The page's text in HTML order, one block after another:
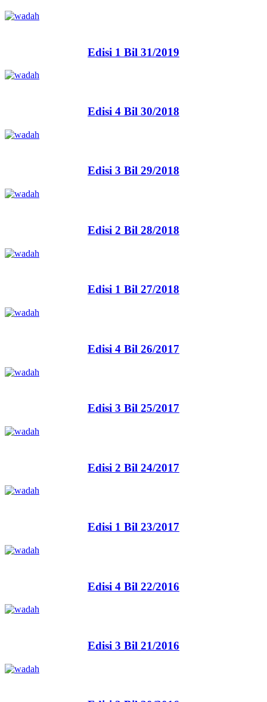
Edisi 1 Bil 31/2019
Edisi 4 Bil 30/2018
Edisi 3 Bil 29/2018
Edisi 2 Bil 28/2018
Edisi 1 Bil 27/2018
Edisi 4 Bil 26/2017
Edisi 3 Bil 25/2017
Edisi 2 Bil 24/2017
Edisi 1 Bil 23/2017
Edisi 4 Bil 22/2016
Edisi 3 Bil 21/2016